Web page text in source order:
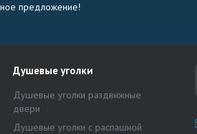
предложение!
Душевые уголки
Душевые уголки раздвижные
двери
Душевые уголки с распашной